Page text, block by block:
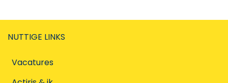
NUTTIGE LINKS
Vacatures